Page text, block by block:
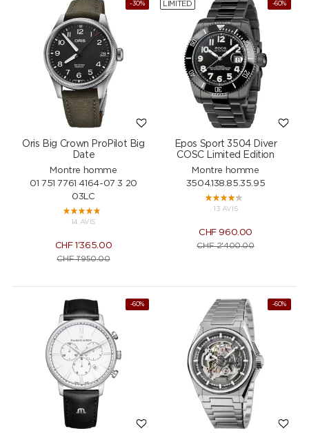
-30%
Oris Big Crown ProPilot Big
Date
Montre homme
01 751 7761 4164-07 3 20
03LC
14 AVIS
CHF 1'365.00
CHF1'950.00
-60%
LIMITED
Epos Sport 3504 Diver
COSC Limited Edition
Montre homme
3504.138.85.35.95
13 AVIS
CHF 960.00
CHF2'400.00
-60% -60%